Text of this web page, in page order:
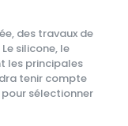
des travaux de
silicone, le
les principales
tenir compte
sélectionner